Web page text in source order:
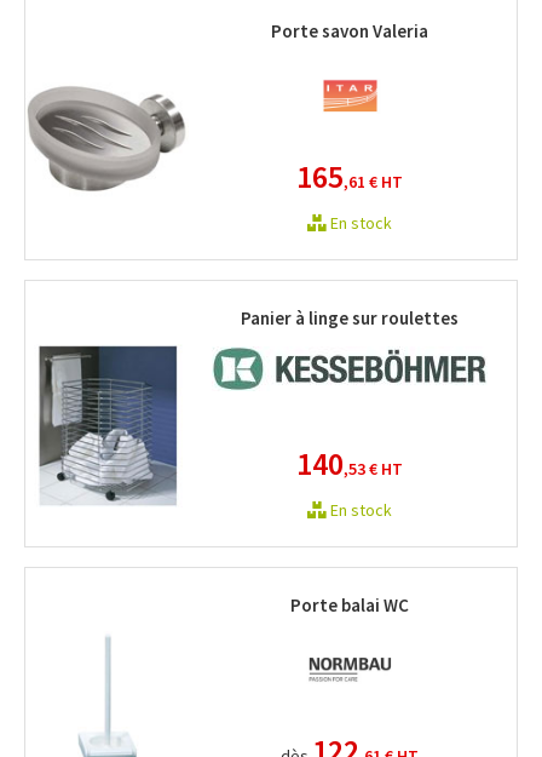
Porte savon Valeria
165,61 € HT
En stock
Panier à linge sur roulettes
140,53 € HT
En stock
Porte balai WC